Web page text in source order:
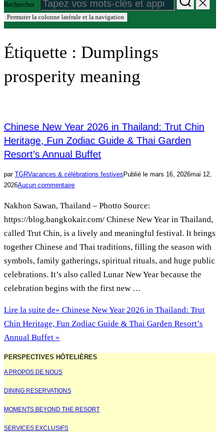
Rechercher :
Permuter la colonne latérale et la navigation
Étiquette : Dumplings
prosperity meaning
Chinese New Year 2026 in Thailand: Trut Chin
Heritage, Fun Zodiac Guide & Thai Garden
Resort’s Annual Buffet
par TGRVacances & célébrations festives Publié le mars 16, 2026mai 12,
2026Aucun commentaire
Nakhon Sawan, Thailand – Photto Source:
https://blog.bangkokair.com/ Chinese New Year in Thailand,
called Trut Chin, is a lively and meaningful festival. It brings
together Chinese and Thai traditions, filling the season with
symbols, family gatherings, spiritual rituals, and huge public
celebrations. It’s also called Lunar New Year because the
celebration begins with the first new …
Lire la suite de« Chinese New Year 2026 in Thailand: Trut
Chin Heritage, Fun Zodiac Guide & Thai Garden Resort’s
Annual Buffet »
PERSPECTIVES HÔTELIÈRES
A PROPOS DE NOUS
DINING RESERVATIONS
MOMENTS BEYOND THE RESORT
SERVICES EXCLUSIFS